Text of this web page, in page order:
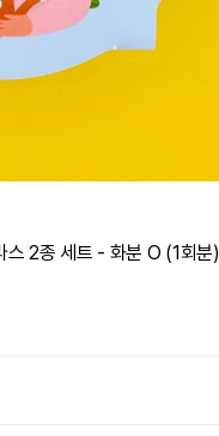
스 2종 세트 - 화분 O (1회분)